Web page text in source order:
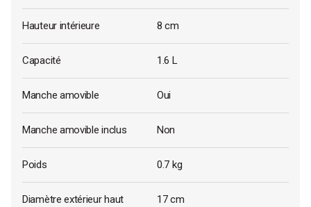
Hauteur intérieure 8 cm
Capacité 1.6 L
Manche amovible Oui
Manche amovible inclus Non
Poids 0.7 kg
Diamètre extérieur haut 17 cm